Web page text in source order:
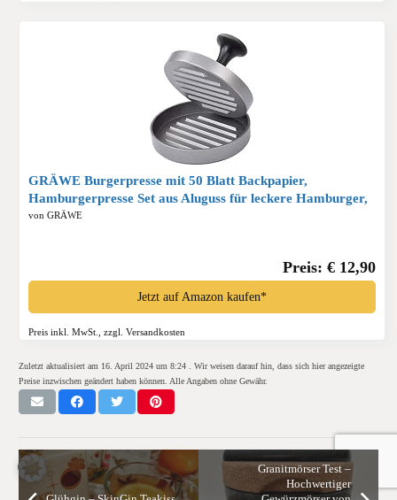
GRÄWE Burgerpresse mit 50 Blatt Backpapier,
Hamburgerpresse Set aus Aluguss für leckere Hamburger,
Patties, BBQ, Burger Presse mit Antihaftbeschichtung*
von GRÄWE
Preis: € 12,90
Jetzt auf Amazon kaufen*
Preis inkl. MwSt., zzgl. Versandkosten
Zuletzt aktualisiert am 16. April 2024 um 8:24 . Wir weisen darauf hin, dass sich hier angezeigte
Preise inzwischen geändert haben können. Alle Angaben ohne Gewähr.
Granitmörser Test –
Hochwertiger